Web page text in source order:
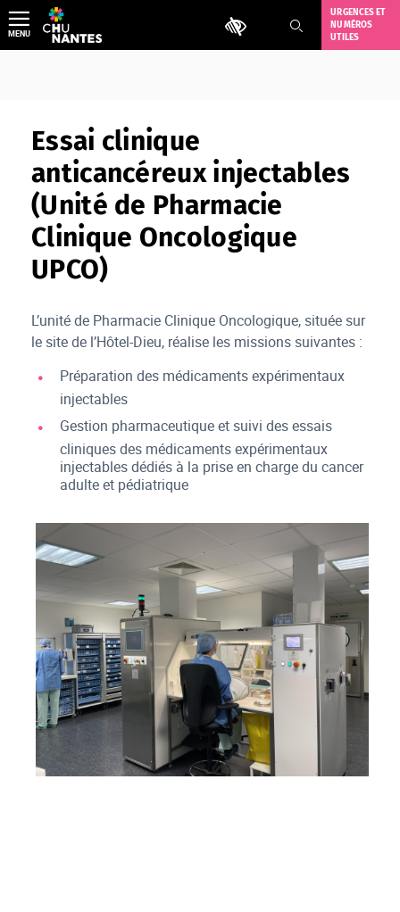
Aller
au
contenu
Outils d'accessibilité
URGENCES ET
NUMÉROS
UTILES
MENU
Essai clinique
anticancéreux injectables
(Unité de Pharmacie
Clinique Oncologique
UPCO)
L’unité de Pharmacie Clinique Oncologique, située sur
le site de l’Hôtel-Dieu, réalise les missions suivantes :
Préparation des médicaments expérimentaux
injectables
Gestion pharmaceutique et suivi des essais
cliniques des médicaments expérimentaux
injectables dédiés à la prise en charge du cancer
adulte et pédiatrique